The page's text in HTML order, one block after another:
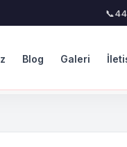
📞
Blog Galeri